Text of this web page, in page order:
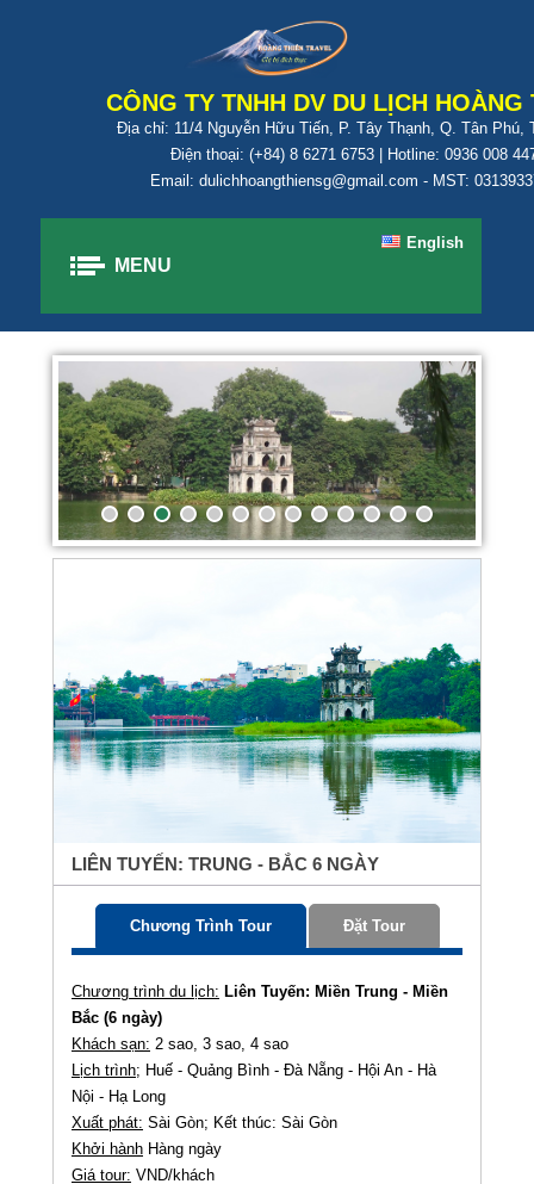
CÔNG TY TNHH DV DU LỊCH HOÀNG
Địa chỉ: 11/4 Nguyễn Hữu Tiến, P. Tây Thạnh, Q. Tân Phú,
Điện thoại: (+84) 8 6271 6753 | Hotline: 0936 008
Email: dulichhoangthiensg@gmail.com - MST:
MENU
English
LIÊN TUYẾN: TRUNG - BẮC 6 NGÀY
Chương Trình Tour Đặt Tour
Chương trình du lịch: Liên Tuyến: Miền Trung - Miền
Bắc (6 ngày)
Khách sạn: 2 sao, 3 sao, 4 sao
Lịch trình; Huế - Quảng Bình - Đà Nẵng - Hội An - Hà
Nội - Hạ Long
Xuất phát: Sài Gòn; Kết thúc: Sài Gòn
Khởi hành Hàng ngày
Giá tour: VND/khách